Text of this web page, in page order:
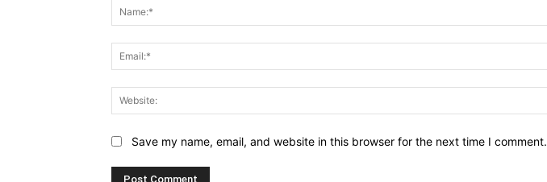
Save my name, email, and website in this browser for the next time I comment.